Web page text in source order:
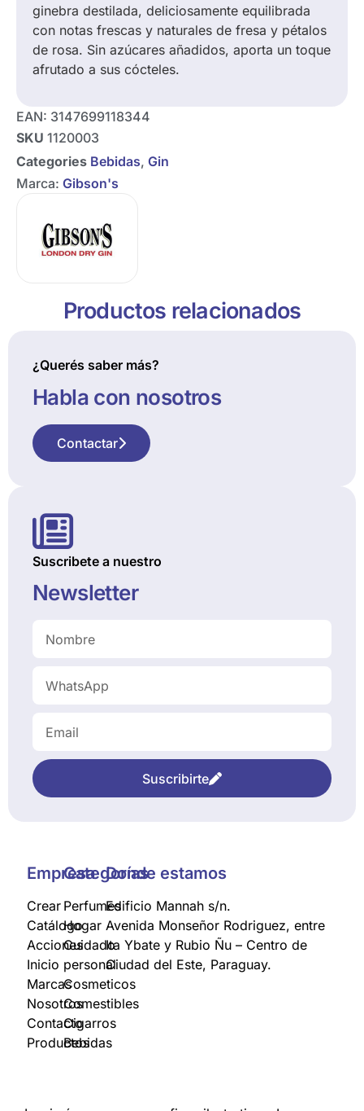
ginebra destilada, deliciosamente equilibrada
con notas frescas y naturales de fresa y pétalos
de rosa. Sin azúcares añadidos, aporta un toque
afrutado a sus cócteles.
EAN: 3147699118344
SKU 1120003
Categories Bebidas, Gin
Marca: Gibson's
Productos relacionados
¿Querés saber más?
Habla con nosotros
Contactar
Suscribete a nuestro
Newsletter
Suscribirte
Empresa
Crear
Catálogo
Acciones
Inicio
Marcas
Nosotros
Contacto
Productos
Categorías
Perfumes
Hogar
Cuidado
personal
Cosmeticos
Comestibles
Cigarros
Bebidas
Donde estamos
Edificio Mannah s/n.
Avenida Monseñor Rodriguez, entre
Ita Ybate y Rubio Ñu – Centro de
Ciudad del Este, Paraguay.